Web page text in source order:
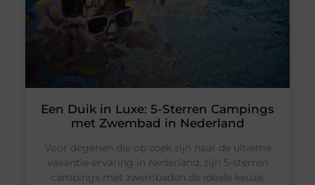
Een Duik in Luxe: 5-Sterren Campings
met Zwembad in Nederland
Voor degenen die op zoek zijn naar de ultieme
vakantie-ervaring in Nederland, zijn 5-sterren
campings met zwembaden de ideale keuze.